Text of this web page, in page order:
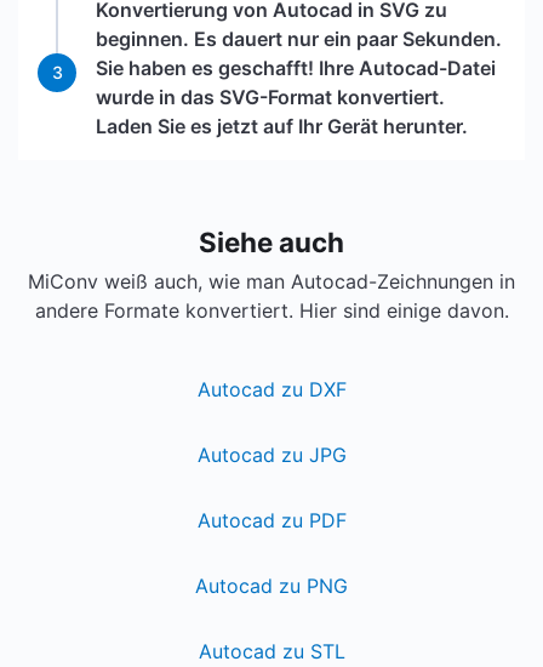
Konvertierung von Autocad in SVG zu
beginnen. Es dauert nur ein paar Sekunden.
3
Sie haben es geschafft! Ihre Autocad-Datei
wurde in das SVG-Format konvertiert.
Laden Sie es jetzt auf Ihr Gerät herunter.
Siehe auch
MiConv weiß auch, wie man Autocad-Zeichnungen in
andere Formate konvertiert. Hier sind einige davon.
Autocad zu DXF
Autocad zu JPG
Autocad zu PDF
Autocad zu PNG
Autocad zu STL